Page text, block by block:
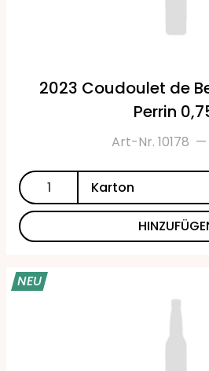
2023 Coudoulet de
Perrin
Art-Nr. 10178 —
NEU